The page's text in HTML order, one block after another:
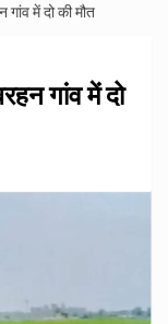
गांव में दो की मौत
गांव में दो